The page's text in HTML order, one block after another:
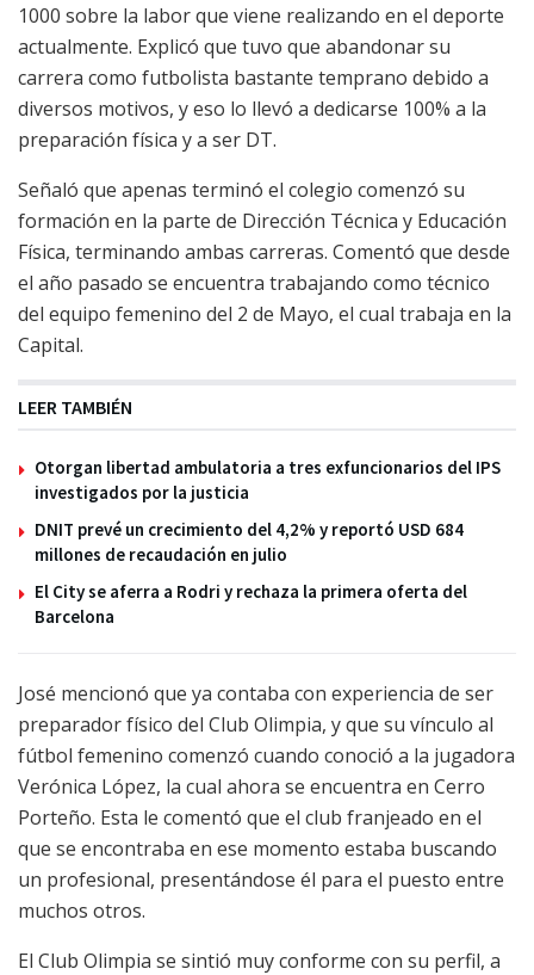
1000 sobre la labor que viene realizando en el deporte
actualmente. Explicó que tuvo que abandonar su
carrera como futbolista bastante temprano debido a
diversos motivos, y eso lo llevó a dedicarse 100% a la
preparación física y a ser DT.
Señaló que apenas terminó el colegio comenzó su
formación en la parte de Dirección Técnica y Educación
Física, terminando ambas carreras. Comentó que desde
el año pasado se encuentra trabajando como técnico
del equipo femenino del 2 de Mayo, el cual trabaja en la
Capital.
LEER TAMBIÉN
Otorgan libertad ambulatoria a tres exfuncionarios del IPS
investigados por la justicia
DNIT prevé un crecimiento del 4,2% y reportó USD 684
millones de recaudación en julio
El City se aferra a Rodri y rechaza la primera oferta del
Barcelona
José mencionó que ya contaba con experiencia de ser
preparador físico del Club Olimpia, y que su vínculo al
fútbol femenino comenzó cuando conoció a la jugadora
Verónica López, la cual ahora se encuentra en Cerro
Porteño. Esta le comentó que el club franjeado en el
que se encontraba en ese momento estaba buscando
un profesional, presentándose él para el puesto entre
muchos otros.
El Club Olimpia se sintió muy conforme con su perfil, a